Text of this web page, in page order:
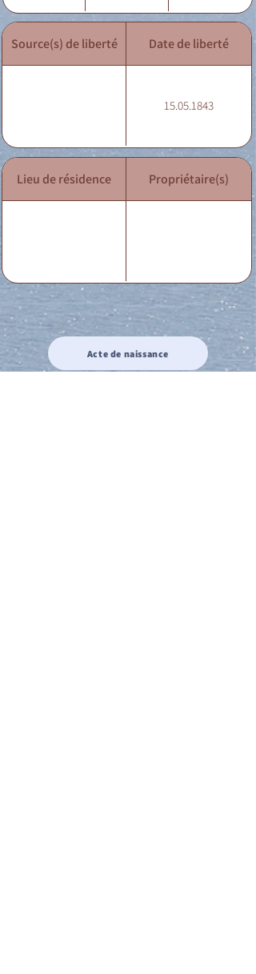
Source(s) de liberté Date de liberté
15.05.1843
Lieu de résidence Propriétaire(s)
Acte de naissance